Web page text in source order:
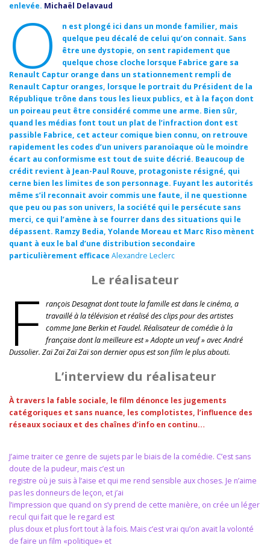
enlevée. Michaël Delavaud
O
n est plongé ici dans un monde familier, mais
quelque peu décalé de celui qu’on connait. Sans
être une dystopie, on sent rapidement que
quelque chose cloche lorsque Fabrice gare sa
Renault Captur orange dans un stationnement rempli de
Renault Captur oranges, lorsque le portrait du Président de la
République trône dans tous les lieux publics, et à la façon dont
un poireau peut être considéré comme une arme. Bien sûr,
quand les médias font tout un plat de l’infraction dont est
passible Fabrice, cet acteur comique bien connu, on retrouve
rapidement les codes d’un univers paranoïaque où le moindre
écart au conformisme est tout de suite décrié. Beaucoup de
crédit revient à Jean-Paul Rouve, protagoniste résigné, qui
cerne bien les limites de son personnage. Fuyant les autorités
même s’il reconnait avoir commis une faute, il ne questionne
que peu ou pas son univers, la société qui le persécute sans
merci, ce qui l’amène à se fourrer dans des situations qui le
dépassent. Ramzy Bedia, Yolande Moreau et Marc Riso mènent
quant à eux le bal d’une distribution secondaire
particulièrement efficace Alexandre Leclerc
Le réalisateur
F
rançois Desagnat dont toute la famille est dans le cinéma, a
travaillé à la télévision et réalisé des clips pour des artistes
comme Jane Berkin et Faudel. Réalisateur de comédie à la
française dont la meilleure est » Adopte un veuf » avec André
Dussolier. Zaï Zaï Zaï Zaï son dernier opus est son film le plus abouti.
L’interview du réalisateur
À travers la fable sociale, le film dénonce les jugements
catégoriques et sans nuance, les complotistes, l’influence des
réseaux sociaux et des chaînes d’info en continu…
J’aime traiter ce genre de sujets par le biais de la comédie. C’est sans
doute de la pudeur, mais c’est un
registre où je suis à l’aise et qui me rend sensible aux choses. Je n’aime
pas les donneurs de leçon, et j’ai
l’impression que quand on s’y prend de cette manière, on crée un léger
recul qui fait que le regard est
plus doux et plus fort tout à la fois. Mais c’est vrai qu’on avait la volonté
de faire un film «politique» et